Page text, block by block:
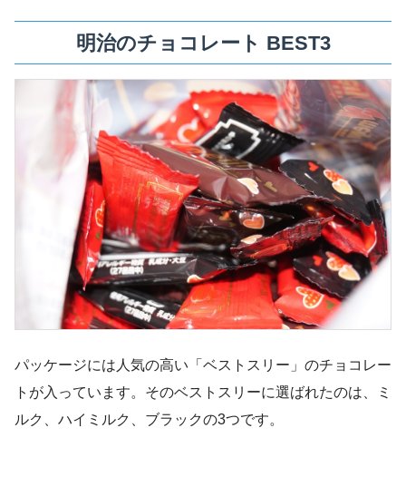
明治のチョコレート BEST3
パッケージには人気の高い「ベストスリー」のチョコレー
トが入っています。そのベストスリーに選ばれたのは、ミ
ルク、ハイミルク、ブラックの3つです。